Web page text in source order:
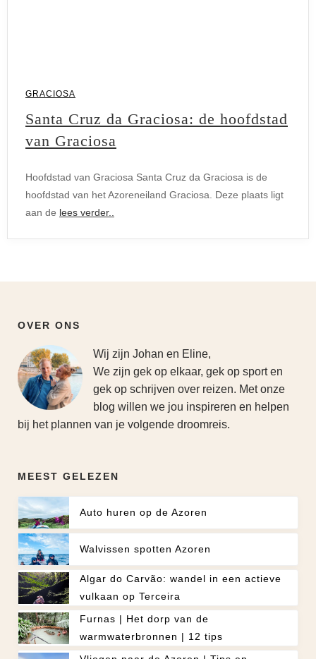
Graciosa
GRACIOSA
Santa Cruz da Graciosa: de hoofdstad
van Graciosa
Hoofdstad van Graciosa Santa Cruz da Graciosa is de
hoofdstad van het Azoreneiland Graciosa. Deze plaats ligt
aan de lees verder..
OVER ONS
Wij zijn Johan en Eline,
We zijn gek op elkaar, gek op sport en
gek op schrijven over reizen. Met onze
blog willen we jou inspireren en helpen
bij het plannen van je volgende droomreis.
MEEST GELEZEN
Auto huren op de Azoren
Walvissen spotten Azoren
Algar do Carvão: wandel in een actieve
vulkaan op Terceira
Furnas | Het dorp van de
warmwaterbronnen | 12 tips